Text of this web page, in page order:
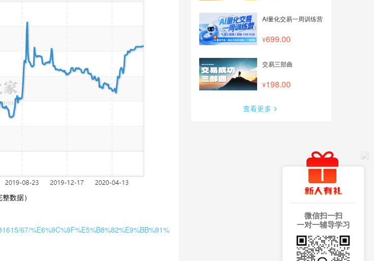
数据）
67/%E6%9C%9F%E5%B8%82%E9%BB%91%
AI量化交易一周训练营
699.00
交易三部曲
198.00
查看更多
微信扫一扫
一对一辅导学习